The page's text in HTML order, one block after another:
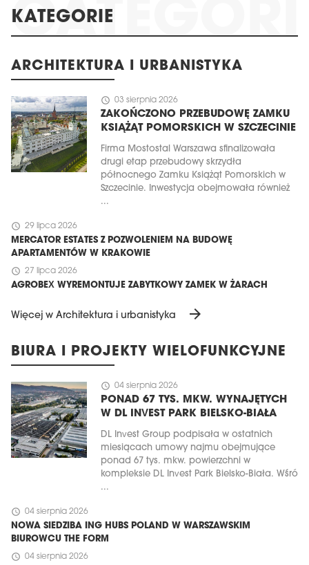
KATEGORIE
ARCHITEKTURA I URBANISTYKA
schedule 03 sierpnia 2026
ZAKOŃCZONO PRZEBUDOWĘ ZAMKU
KSIĄŻĄT POMORSKICH W SZCZECINIE
Firma Mostostal Warszawa sfinalizowała
drugi etap przebudowy skrzydła
północnego Zamku Książąt Pomorskich w
Szczecinie. Inwestycja obejmowała również
...
schedule 29 lipca 2026
MERCATOR ESTATES Z POZWOLENIEM NA BUDOWĘ
APARTAMENTÓW W KRAKOWIE
schedule 27 lipca 2026
AGROBEX WYREMONTUJE ZABYTKOWY ZAMEK W ŻARACH
Więcej w Architektura i urbanistyka arrow_forward
BIURA I PROJEKTY WIELOFUNKCYJNE
schedule 04 sierpnia 2026
PONAD 67 TYS. MKW. WYNAJĘTYCH
W DL INVEST PARK BIELSKO-BIAŁA
DL Invest Group podpisała w ostatnich
miesiącach umowy najmu obejmujące
ponad 67 tys. mkw. powierzchni w
kompleksie DL Invest Park Bielsko-Biała. Wśró
...
schedule 04 sierpnia 2026
NOWA SIEDZIBA ING HUBS POLAND W WARSZAWSKIM
BIUROWCU THE FORM
schedule 04 sierpnia 2026